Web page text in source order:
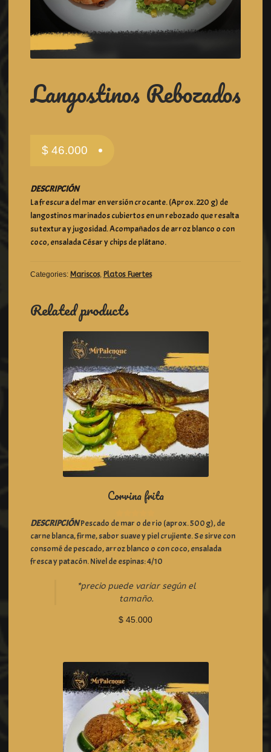
Langostinos Rebozados
$ 46.000
DESCRIPCIÓN
La frescura del mar en versión crocante. (Aprox. 220 g) de
langostinos marinados cubiertos en un rebozado que resalta
su textura y jugosidad. Acompañados de arroz blanco o con
coco, ensalada César y chips de plátano.
Categories: Mariscos, Platos Fuertes
Related products
Corvina frita
R
a
t
e
o
DESCRIPCIÓNPescado de mar o de rio (aprox. 500 g), de
carne blanca, firme, sabor suave y piel crujiente. Se sirve con
consomé de pescado, arroz blanco o con coco, ensalada
fresca y patacón. Nivel de espinas: 4/10
*precio puede variar según el
tamaño.
$ 45.000